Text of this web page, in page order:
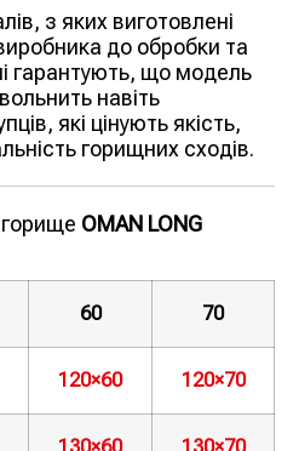
з яких виготовлені
до обробки та
гарантують, що модель
навіть
які цінують якість,
горищних сходів.
горище OMAN LONG
60 70
120×60 120×70
130×60 130×70